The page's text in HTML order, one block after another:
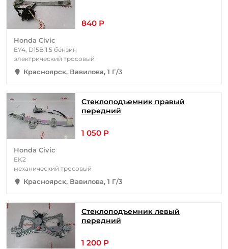
840 Р
Honda Civic
EY4, D15B 1.5 бензин
электрический тросовый
Красноярск, Вавилова, 1 Г/3
Стеклоподъемник правый
передний
1 050 Р
Honda Civic
EK2
механический тросовый
Красноярск, Вавилова, 1 Г/3
Стеклоподъемник левый
передний
1 200 Р